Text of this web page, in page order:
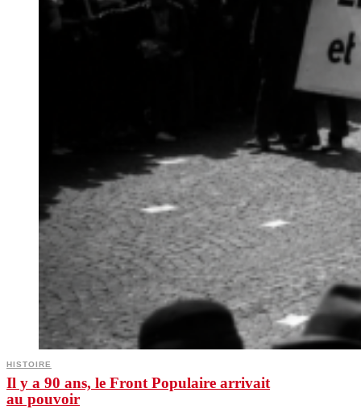
HISTOIRE
Il y a 90 ans, le Front Populaire arrivait
au pouvoir